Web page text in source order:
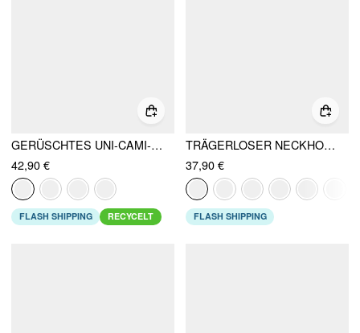
GERÜSCHTES UNI-CAMI-MAXIKLEID & UNI-LANGARM-SHRUG
42,90 €
FLASH SHIPPING RECYCELT
TRÄGERLOSER NECKHOLDER MINI-BODYCON-?
37,90 €
FLASH SHIPPING